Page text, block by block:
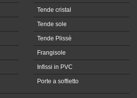
Tende cristal
Tende sole
Tende Plissè
Frangisole
Infissi in PVC
Porte a soffietto